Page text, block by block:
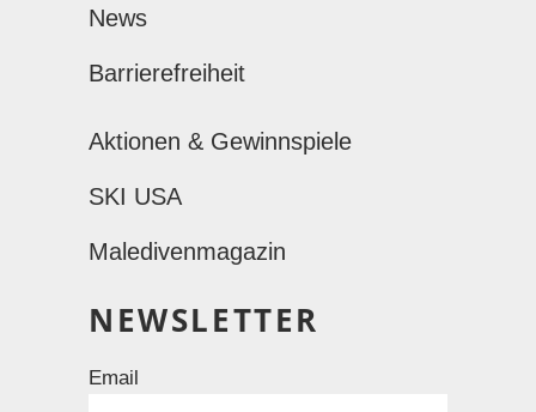
News
Barrierefreiheit
Aktionen & Gewinnspiele
SKI USA
Maledivenmagazin
NEWSLETTER
Email